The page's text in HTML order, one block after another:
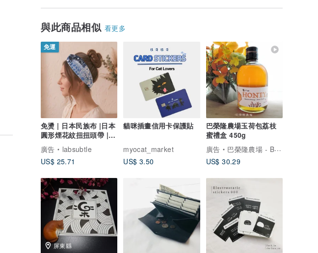
與此商品相似 看更多
免運
免燙 | 日本民族布 |日本
圓形煙花紋扭扭頭帶 |
手作髮帶 |
廣告
labsubtle
US$ 25.71
貓咪插畫信用卡保護貼
myocat_market
US$ 3.50
巴榮隆農場玉荷包荔枝
蜜禮盒 450g
廣告
巴榮隆農場 - Baronglong Farm
US$ 30.29
屏東縣